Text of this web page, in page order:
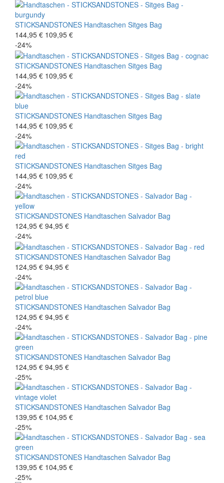
STICKSANDSTONES Handtaschen Sitges Bag
144,95 € 109,95 €
-24%
STICKSANDSTONES Handtaschen Sitges Bag
144,95 € 109,95 €
-24%
STICKSANDSTONES Handtaschen Sitges Bag
144,95 € 109,95 €
-24%
STICKSANDSTONES Handtaschen Sitges Bag
144,95 € 109,95 €
-24%
STICKSANDSTONES Handtaschen Salvador Bag
124,95 € 94,95 €
-24%
STICKSANDSTONES Handtaschen Salvador Bag
124,95 € 94,95 €
-24%
STICKSANDSTONES Handtaschen Salvador Bag
124,95 € 94,95 €
-24%
STICKSANDSTONES Handtaschen Salvador Bag
124,95 € 94,95 €
-25%
STICKSANDSTONES Handtaschen Salvador Bag
139,95 € 104,95 €
-25%
STICKSANDSTONES Handtaschen Salvador Bag
139,95 € 104,95 €
-25%